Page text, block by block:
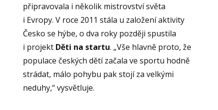
připravovala i několik mistrovství světa
i Evropy. V roce 2011 stála u založení aktivity
Česko se hýbe, o dva roky později spustila
i projekt Děti na startu. „Vše hlavně proto, že
populace českých dětí začala ve sportu hodně
strádat, málo pohybu pak stojí za velkými
neduhy,“ vysvětluje.